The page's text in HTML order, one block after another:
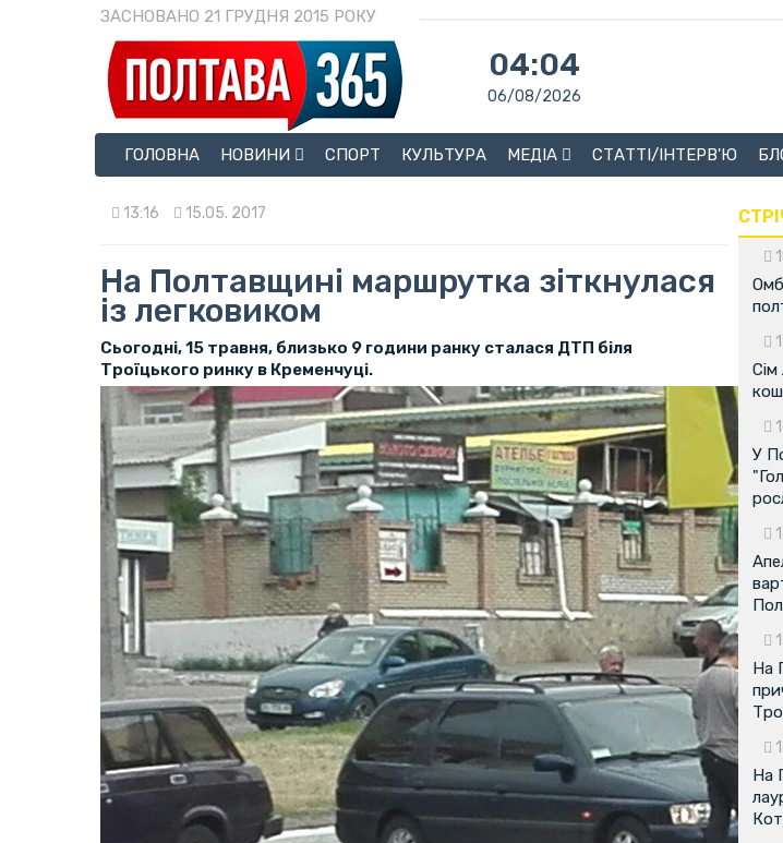
ЗАСНОВАНО 21 ГРУДНЯ 2015 РОКУ
04:04
06/08/2026
ГОЛОВНА
НОВИНИ СПОРТ КУЛЬТУРА МЕДІА СТАТТІ/ІНТЕРВ'Ю
13:16 15.05. 2017
На Полтавщині маршрутка зіткнулася
із легковиком
Сьогодні, 15 травня, близько 9 години ранку сталася ДТП біля
Троїцького ринку в Кременчуці.
У
На
На